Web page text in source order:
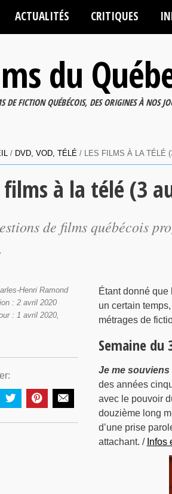
ACTUALITÉS CRITIQUES
du
DE FICTION QUÉBÉCOIS, DES ORIGINES À NOS
/ DVD, VOD, TÉLÉ / LES FILMS À LA TÉLÉ
films à la télé (3
de films québécois
Étant donné que
un certain
métrages de
Semaine du
Je me souviens
des années
avec le pouvoir
douzième long
d’une prise
attachant. / Infos
Henri Ramond
: 2 avril 2020
: 1 avril 2020,